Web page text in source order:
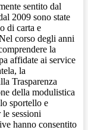
sentito dal
2009 sono state
di carta e
corso degli anni
la
affidate ai service
la
Trasparenza
della modulistica
sportello e
sessioni
hanno consentito